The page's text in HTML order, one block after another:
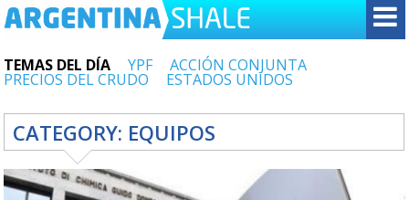
TEMAS DEL DÍA YPF ACCIÓN CONJUNTA
PRECIOS DEL CRUDO ESTADOS UNIDOS
CATEGORY: EQUIPOS